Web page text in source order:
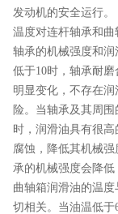
发动机的安全运行。
温度对连杆轴承和
轴承的机械强度和
低于10时，轴承耐
明显变化，不存在
险。当轴承及其周围
时，润滑油具有很
腐蚀，降低其机械
承的机械强度会降低
曲轴箱润滑油的温
切相关。当油温低于